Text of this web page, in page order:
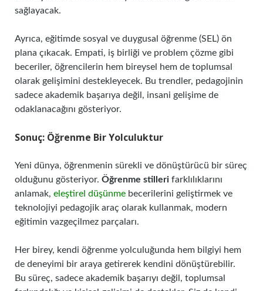
sağlayacak.
Ayrıca, eğitimde sosyal ve duygusal öğrenme (SEL) ön
plana çıkacak. Empati, iş birliği ve problem çözme gibi
beceriler, öğrencilerin hem bireysel hem de toplumsal
olarak gelişimini destekleyecek. Bu trendler, pedagojinin
sadece akademik başarıya değil, insani gelişime de
odaklanacağını gösteriyor.
Sonuç: Öğrenme Bir Yolculuktur
Yeni dünya, öğrenmenin sürekli ve dönüştürücü bir süreç
olduğunu gösteriyor. Öğrenme stilleri farklılıklarını
anlamak, eleştirel düşünme becerilerini geliştirmek ve
teknolojiyi pedagojik araç olarak kullanmak, modern
eğitimin vazgeçilmez parçaları.
Her birey, kendi öğrenme yolculuğunda hem bilgiyi hem
de deneyimi bir araya getirerek kendini dönüştürebilir.
Bu süreç, sadece akademik başarıyı değil, toplumsal